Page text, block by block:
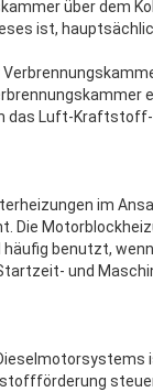
über dem
ist,
das Luft-Kraftstoff-
im
Die
benutzt,
und